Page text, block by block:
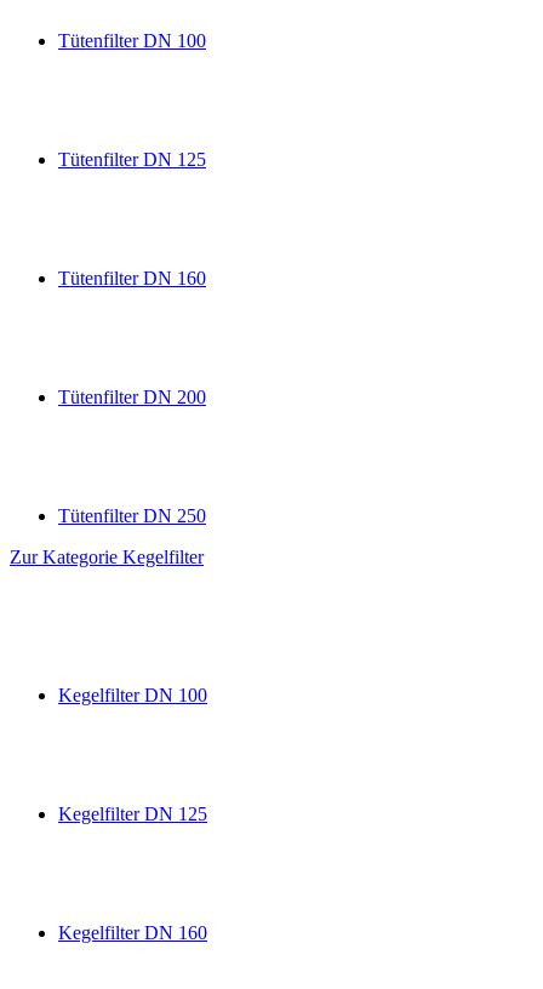
Tütenfilter DN 100
Tütenfilter DN 125
Tütenfilter DN 160
Tütenfilter DN 200
Tütenfilter DN 250
Zur Kategorie Kegelfilter
Kegelfilter DN 100
Kegelfilter DN 125
Kegelfilter DN 160